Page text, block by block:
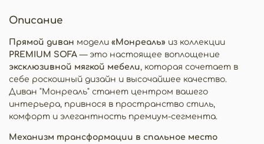
Описание
Прямой диван модели «Монреаль» из коллекции
PREMIUM SOFA — это настоящее воплощение
эксклюзивной мягкой мебели, которая сочетает в
себе роскошный дизайн и высочайшее качество.
Диван "Монреаль" станет центром вашего
интерьера, привнося в пространство стиль,
комфорт и элегантность премиум-сегмента.
Механизм трансформации в спальное место